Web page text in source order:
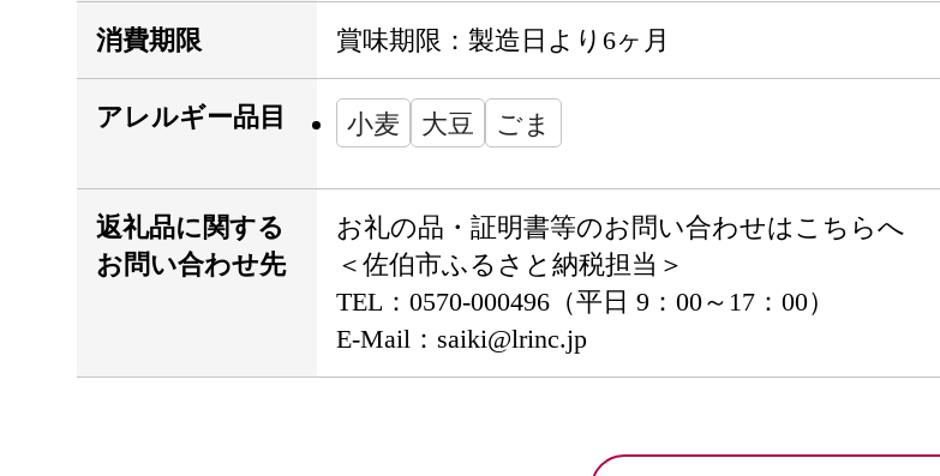
消費期限 賞味期限：製造日より6ヶ月
アレルギー品目 小麦 大豆 ごま
返礼品に関する
お問い合わせ先
お礼の品・証明書等のお問い合わせはこちらへ
＜佐伯市ふるさと納税担当＞
TEL：0570-000496（平日 9：00～17：00）
E-Mail：saiki@lrinc.jp